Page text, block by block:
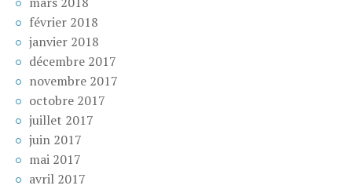
février 2018
janvier 2018
décembre 2017
novembre 2017
octobre 2017
juillet 2017
juin 2017
mai 2017
avril 2017